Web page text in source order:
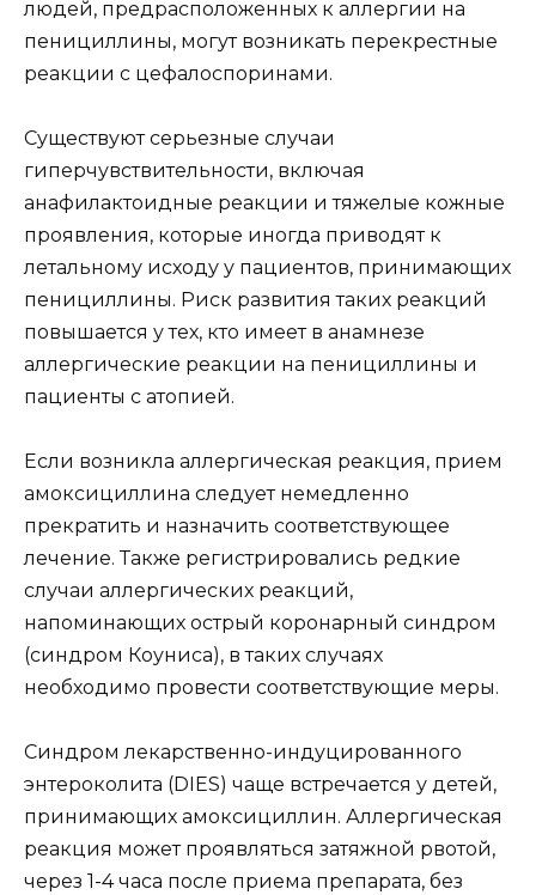
людей, предрасположенных к аллергии на
пенициллины, могут возникать перекрестные
реакции с цефалоспоринами.
Существуют серьезные случаи
гиперчувствительности, включая
анафилактоидные реакции и тяжелые кожные
проявления, которые иногда приводят к
летальному исходу у пациентов, принимающих
пенициллины. Риск развития таких реакций
повышается у тех, кто имеет в анамнезе
аллергические реакции на пенициллины и
пациенты с атопией.
Если возникла аллергическая реакция, прием
амоксициллина следует немедленно
прекратить и назначить соответствующее
лечение. Также регистрировались редкие
случаи аллергических реакций,
напоминающих острый коронарный синдром
(синдром Коуниса), в таких случаях
необходимо провести соответствующие меры.
Синдром лекарственно-индуцированного
энтероколита (DIES) чаще встречается у детей,
принимающих амоксициллин. Аллергическая
реакция может проявляться затяжной рвотой,
через 1-4 часа после приема препарата, без